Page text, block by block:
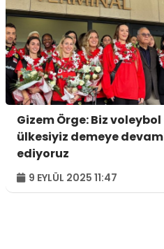
Gizem Örge: Biz voleybol
ülkesiyiz demeye devam
ediyoruz
9 EYLÜL 2025 11:47